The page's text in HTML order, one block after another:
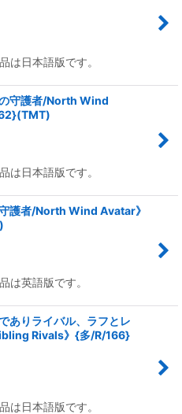
は日本語版です。
守護者/North Wind
は日本語版です。
護者/North Wind Avatar》
は英語版です。
ありライバル、ラフとレ
Rivals》{多/R/166}
は日本語版です。